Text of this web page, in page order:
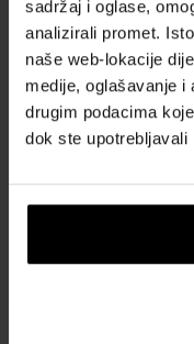
sadržaj i oglase,
analizirali promet.
naše web-lokacije
medije, oglašavanje i
drugim podacima
dok ste upotrebljavali
Tester - Žene
Dostupno
30,00 €